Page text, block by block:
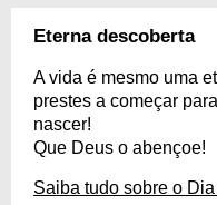
Eterna descoberta
A vida é mesmo uma
prestes a começar
nascer!
Que Deus o abençoe!
Saiba tudo sobre o